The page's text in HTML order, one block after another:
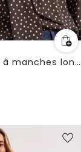
Chemisier à manches longues avec nœud décoratif